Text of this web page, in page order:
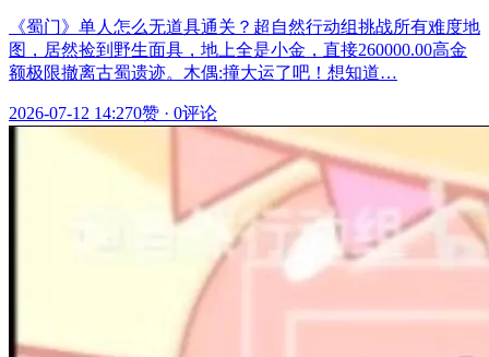
《蜀门》单人怎么无道具通关？超自然行动组挑战所有难度地
图，居然捡到野生面具，地上全是小金，直接260000.00高金
额极限撤离古蜀遗迹。木偶:撞大运了吧！想知道…
2026-07-12 14:270赞 · 0评论